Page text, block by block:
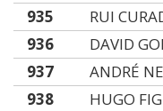
935
RUI
936
DAVID
937
ANDRÉ
938
HUGO